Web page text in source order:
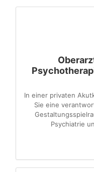
In einer privaten
Sie eine
Psychiatrie